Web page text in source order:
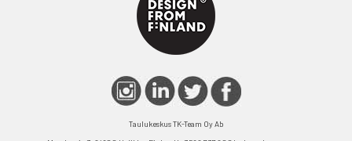
Taulukeskus TK-Team Oy Ab